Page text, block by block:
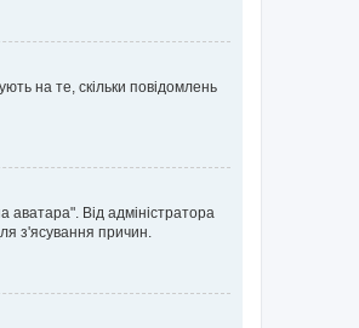
на те, скільки повідомлень
аватара". Від адміністратора
з'ясування причин.